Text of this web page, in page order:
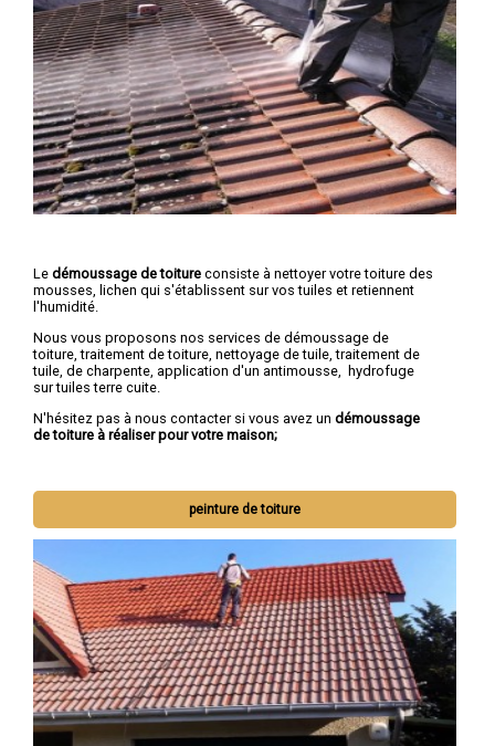
Le démoussage de toiture consiste à nettoyer votre toiture des
mousses, lichen qui s'établissent sur vos tuiles et retiennent
l'humidité.
Nous vous proposons nos services de démoussage de
toiture, traitement de toiture, nettoyage de tuile, traitement de
tuile, de charpente, application d'un antimousse, hydrofuge
sur tuiles terre cuite.
N'hésitez pas à nous contacter si vous avez un démoussage
de toiture à réaliser pour votre maison;
peinture de toiture